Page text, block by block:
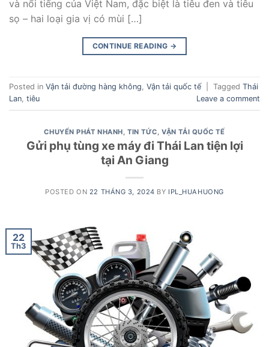
và nổi tiếng của Việt Nam, đặc biệt là tiêu đen và tiêu
sọ – hai loại gia vị có mùi […]
CONTINUE READING →
Posted in Vận tải đường hàng không, Vận tải quốc tế Tagged Thái
Lan, tiêu Leave a comment
CHUYỂN PHÁT NHANH ,TIN TỨC ,VẬN TẢI QUỐC TẾ
Gửi phụ tùng xe máy đi Thái Lan tiện lợi
tại An Giang
POSTED ON 22 THÁNG 3, 2024 BY IPL_HUAHUONG
22
Th3